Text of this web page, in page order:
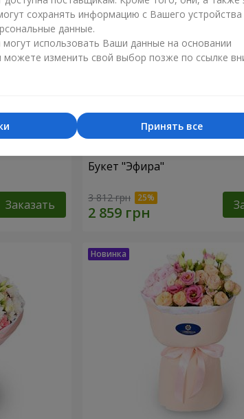
Заказать
Букет "Эфира"
3 812 грн
сохранять информацию с Вашего устройства
данные.
использовать Ваши данные на основании
можете изменить свой выбор позже по ссылке
Принять все